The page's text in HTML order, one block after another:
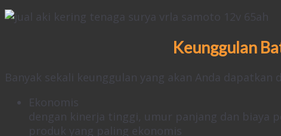
Keunggulan
Banyak sekali keunggulan yang akan Anda dapatkan
Ekonomis
dengan kinerja tinggi, umur panjang dan biaya
produk yang paling ekonomis